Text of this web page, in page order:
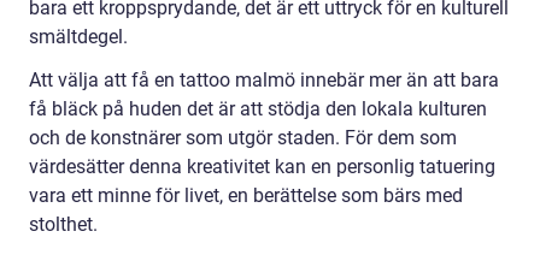
bara ett kroppsprydande, det är ett uttryck för en kulturell
smältdegel.
Att välja att få en tattoo malmö innebär mer än att bara
få bläck på huden det är att stödja den lokala kulturen
och de konstnärer som utgör staden. För dem som
värdesätter denna kreativitet kan en personlig tatuering
vara ett minne för livet, en berättelse som bärs med
stolthet.